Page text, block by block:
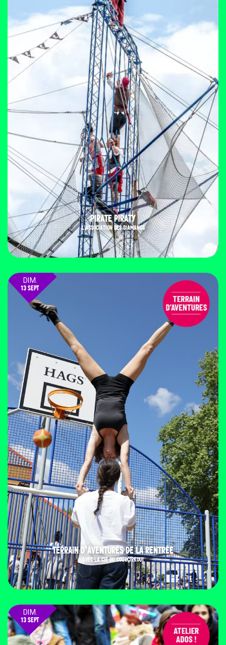
PIRATE PIRATY
L'ASSOCIATION DES SIAMANGS
DIM.
13 SEPT
TERRAIN D’AVENTURES DE LA RENTRÉE
AVEC LA CIE DU COURCIRKOUI
DIM.
13 SEPT